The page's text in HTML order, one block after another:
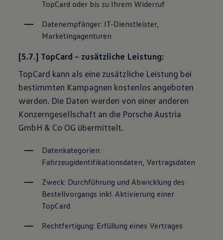
TopCard oder bis zu Ihrem Widerruf
Datenempfänger: IT-Dienstleister,
Marketingagenturen
[5.7.] TopCard – zusätzliche Leistung:
TopCard kann als eine zusätzliche Leistung bei
bestimmten Kampagnen kostenlos angeboten
werden. Die Daten werden von einer anderen
Konzerngesellschaft an die Porsche Austria
GmbH & Co OG übermittelt.
Datenkategorien:
Fahrzeugidentifikationsdaten, Vertragsdaten
Zweck: Durchführung und Abwicklung des
Bestellvorgangs inkl. Aktivierung einer
TopCard
Rechtfertigung: Erfüllung eines Vertrages